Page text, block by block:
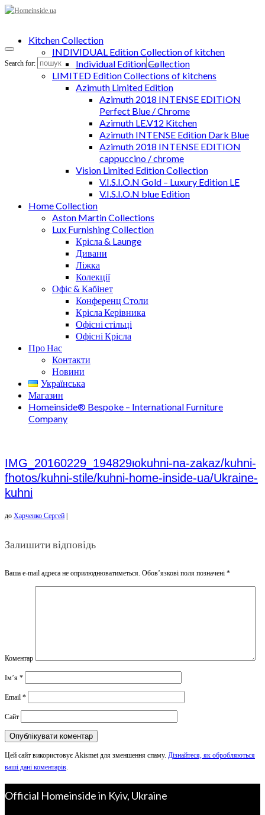
Search for:
Kitchen Collection
INDIVIDUAL Edition Collection of kitchen
Individual Edition Collection
LIMITED Edition Collections of kitchens
Azimuth Limited Edition
Azimuth 2018 INTENSE EDITION
Perfect Blue / Chrome
Azimuth LE.V12 Kitchen
Azimuth INTENSE Edition Dark Blue
Azimuth 2018 INTENSE EDITION
cappuccino / chrome
Vision Limited Edition Collection
V.I.S.I.O.N Gold – Luxury Edition LE
V.I.S.I.O.N blue Edition
Home Collection
Aston Martin Collections
Lux Furnishing Collection
Крісла & Launge
Дивани
Ліжка
Колекції
Офіс & Кабінет
Конференц Столи
Крісла Керівника
Офісні стільці
Офісні Крісла
Про Нас
Контакти
Новини
Українська
Магазин
Homeinside® Bespoke – International Furniture
Company
IMG_20160229_194829юkuhni-na-zakaz/kuhni-
fhotos/kuhni-stile/kuhni-home-inside-ua/Ukraine-
kuhni
до Харченко Сергей
Залишити відповідь
Ваша e-mail адреса не оприлюднюватиметься. Обов’язкові поля позначені *
Коментар
Ім’я *
Email *
Сайт
Цей сайт використовує Akismet для зменшення спаму. Дізнайтеся, як обробляються
ваші дані коментарів.
Official Homeinside in Kyiv, Ukraine